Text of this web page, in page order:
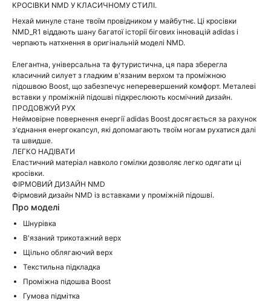
КРОСІВКИ NMD У КЛАСИЧНОМУ СТИЛІ.
Нехай минуле стане твоїм провідником у майбутнє. Ці кросівки
NMD_R1 віддають шану багатої історії бігових інновацій adidas і
черпають натхнення в оригінальній моделі NMD.
Елегантна, універсальна та футуристична, ця пара зберегла
класичний силует з гладким в'язаним верхом та проміжною
підошвою Boost, що забезпечує неперевершений комфорт. Металеві
вставки у проміжній підошві підкреслюють космічний дизайн.
ПРОДОВЖУЙ РУХ
Неймовірне повернення енергії adidas Boost досягається за рахунок
з'єднання енергокапсул, які допомагають твоїм ногам рухатися далі
та швидше.
ЛЕГКО НАДІВАТИ
Еластичний матеріал навколо гомілки дозволяє легко одягати ці
кросівки.
ФІРМОВИЙ ДИЗАЙН NMD
Фірмовий дизайн NMD із вставками у проміжній підошві.
Про моделі
Шнурівка
В'язаний трикотажний верх
Щільно облягаючий верх
Текстильна підкладка
Проміжна підошва Boost
Гумова підмітка